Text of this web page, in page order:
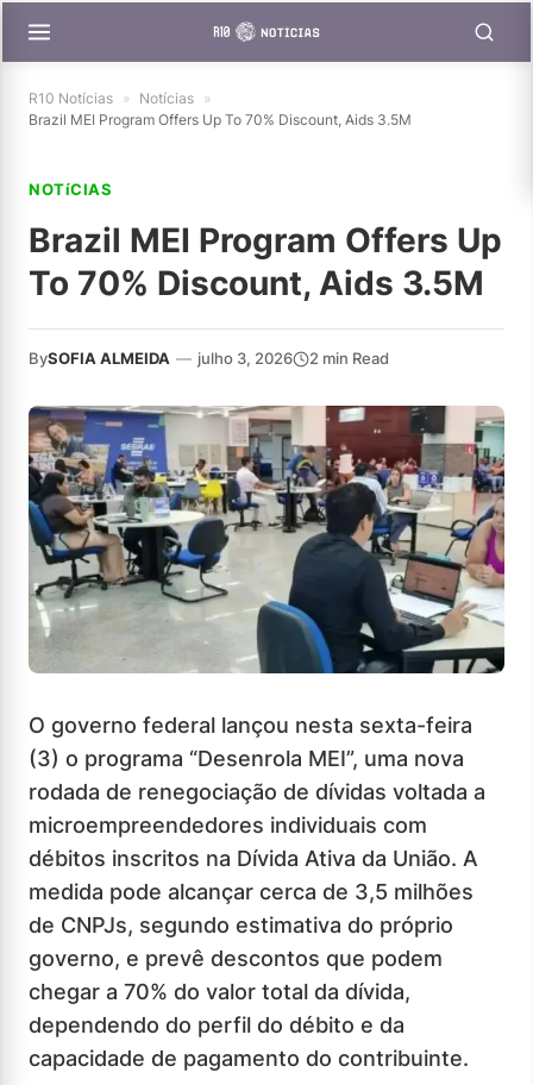
R10 Notícias » Notícias »
Brazil MEI Program Offers Up To 70% Discount, Aids 3.5M
NOTíCIAS
Brazil MEI Program Offers Up
To 70% Discount, Aids 3.5M
BySOFIA ALMEIDA — julho 3, 2026 2 min Read
O governo federal lançou nesta sexta-feira
(3) o programa “Desenrola MEI”, uma nova
rodada de renegociação de dívidas voltada a
microempreendedores individuais com
débitos inscritos na Dívida Ativa da União. A
medida pode alcançar cerca de 3,5 milhões
de CNPJs, segundo estimativa do próprio
governo, e prevê descontos que podem
chegar a 70% do valor total da dívida,
dependendo do perfil do débito e da
capacidade de pagamento do contribuinte.